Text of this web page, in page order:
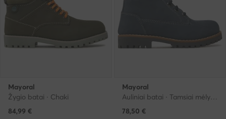
Mayoral
Žygio batai · Chaki
84,99 €
Mayoral
Auliniai batai · Tamsiai mėlyna
78,50 €